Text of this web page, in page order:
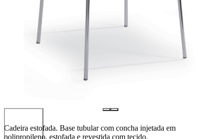
Cadeira estofada. Base tubular com concha injetada em
polipropileno, estofada e revestida com tecido.